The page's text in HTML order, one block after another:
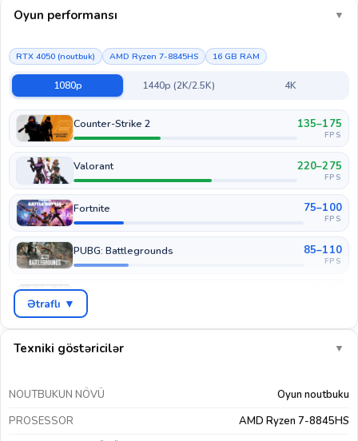
Oyun performansı ▼
RTX 4050 (noutbuk) AMD Ryzen 7-8845HS 16 GB RAM
1080p 1440p (2K/2.5K) 4K
Counter-Strike 2 135–175
FPS
Valorant 220–275
FPS
Fortnite 75–100
FPS
PUBG: Battlegrounds 85–110
FPS
GTA V
FPS
110–140
Ətraflı ▼
Texniki göstəricilər ▼
NOUTBUKUN NÖVÜ
Oyun noutbuku
PROSESSOR
AMD Ryzen 7-8845HS